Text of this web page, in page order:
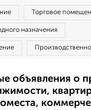
Торговое
назначения
объявления о